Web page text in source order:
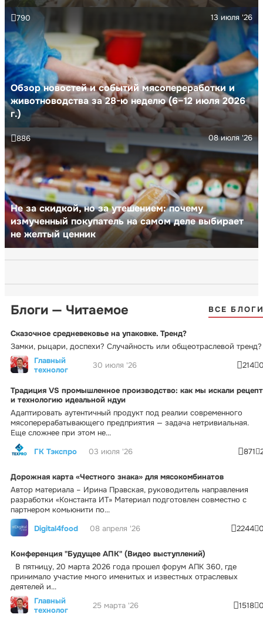
Обзор новостей и событий мясопереработки и
животноводства за 28-ю неделю (6–12 июля 2026
г.)
13 июля '26
790
Не за скидкой, но за утешением: почему
измученный покупатель на самом деле выбирает
не желтый ценник
08 июля '26
886
Блоги — Читаемое ВСЕ
Сказочное средневековье на упаковке. Тренд?
Замки, рыцари, доспехи? Случайность или общеотраслевой тренд?
Главный
технолог
30 июля '26 214
Традиция VS промышленное производство: как мы искали рецепт
и технологию идеальной ндуи
Адаптировать аутентичный продукт под реалии современного
мясоперерабатывающего предприятия — задача нетривиальная.
Еще сложнее при этом не...
ГК Тэкспро
03 июля '26 871
Дорожная карта «Честного знака» для мясокомбинатов
Автор материала – Ирина Правская, руководитель направления
разработки «Константа ИТ» Материал подготовлен совместно с
партнером комьюнити по...
Digital4food
08 апреля '26 2244
Конференция "Будущее АПК" (Видео выступлений)
В пятницу, 20 марта 2026 года прошел форум АПК 360, где
принимало участие много именитых и известных отраслевых
деятелей и...
Главный
технолог
25 марта '26 1518